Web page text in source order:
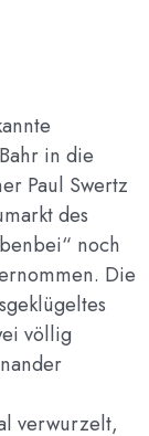
in die
Paul Swertz
des
noch
Die
völlig
verwurzelt,